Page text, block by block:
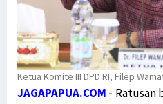
Ketua Komite III DPD RI, Filep
JAGAPAPUA.COM - Ratusan